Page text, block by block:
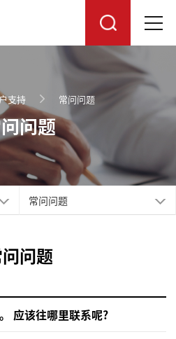
支持 常问问题
问题
常问问题
问题
应该往哪里联系呢?